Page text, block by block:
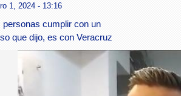
1, 2024 - 13:16
personas cumplir con un
que dijo, es con Veracruz